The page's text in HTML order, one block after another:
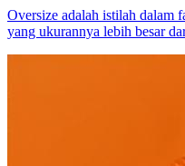
Oversize adalah istilah dalam
yang ukurannya lebih besar